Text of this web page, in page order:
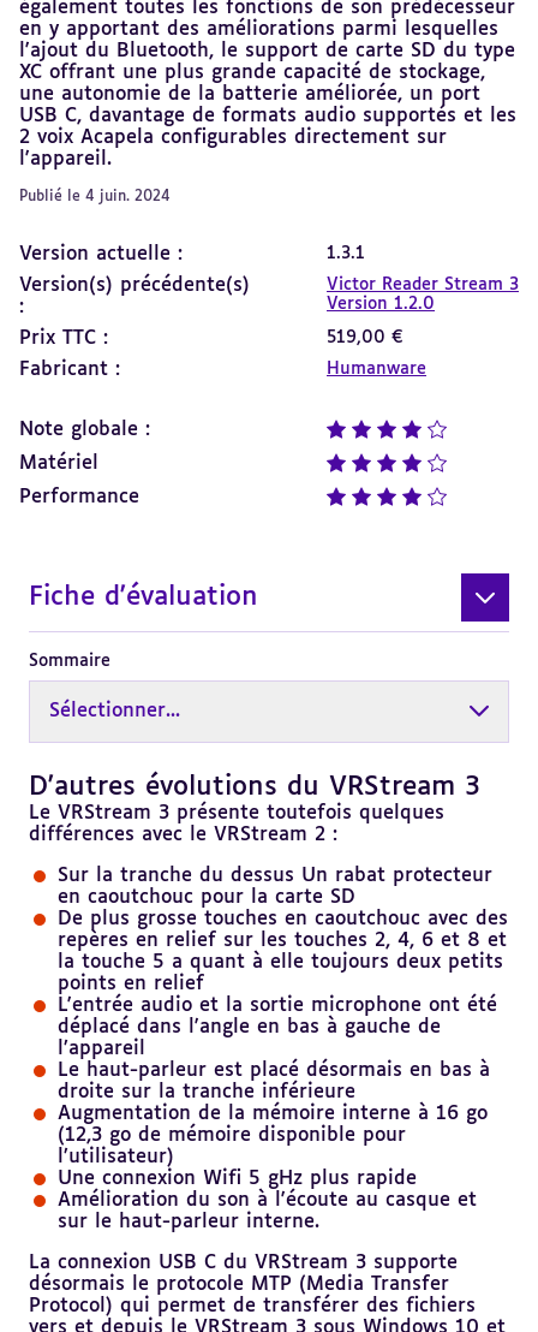
également toutes les fonctions de son prédécesseur
en y apportant des améliorations parmi lesquelles
l'ajout du Bluetooth, le support de carte SD du type
XC offrant une plus grande capacité de stockage,
une autonomie de la batterie améliorée, un port
USB C, davantage de formats audio supportés et les
2 voix Acapela configurables directement sur
l'appareil.
Publié le 4 juin. 2024
Version actuelle : 1.3.1
Version(s) précédente(s)
:
Victor Reader Stream 3
Version 1.2.0
Prix TTC : 519,00 €
Fabricant : Humanware
Note globale : note : 4 sur 5
Matériel note : 4 sur 5
Performance note : 4 sur 5
Fiche d'évaluation
Sommaire
Sélectionner...
D'autres évolutions du VRStream 3
Le VRStream 3 présente toutefois quelques
différences avec le VRStream 2 :
Sur la tranche du dessus Un rabat protecteur
en caoutchouc pour la carte SD
De plus grosse touches en caoutchouc avec des
repères en relief sur les touches 2, 4, 6 et 8 et
la touche 5 a quant à elle toujours deux petits
points en relief
L'entrée audio et la sortie microphone ont été
déplacé dans l'angle en bas à gauche de
l’appareil
Le haut-parleur est placé désormais en bas à
droite sur la tranche inférieure
Augmentation de la mémoire interne à 16 go
(12,3 go de mémoire disponible pour
l’utilisateur)
Une connexion Wifi 5 gHz plus rapide
Amélioration du son à l'écoute au casque et
sur le haut-parleur interne.
La connexion USB C du VRStream 3 supporte
désormais le protocole MTP (Media Transfer
Protocol) qui permet de transférer des fichiers
vers et depuis le VRStream 3 sous Windows 10 et
Revenir
au
sommaire